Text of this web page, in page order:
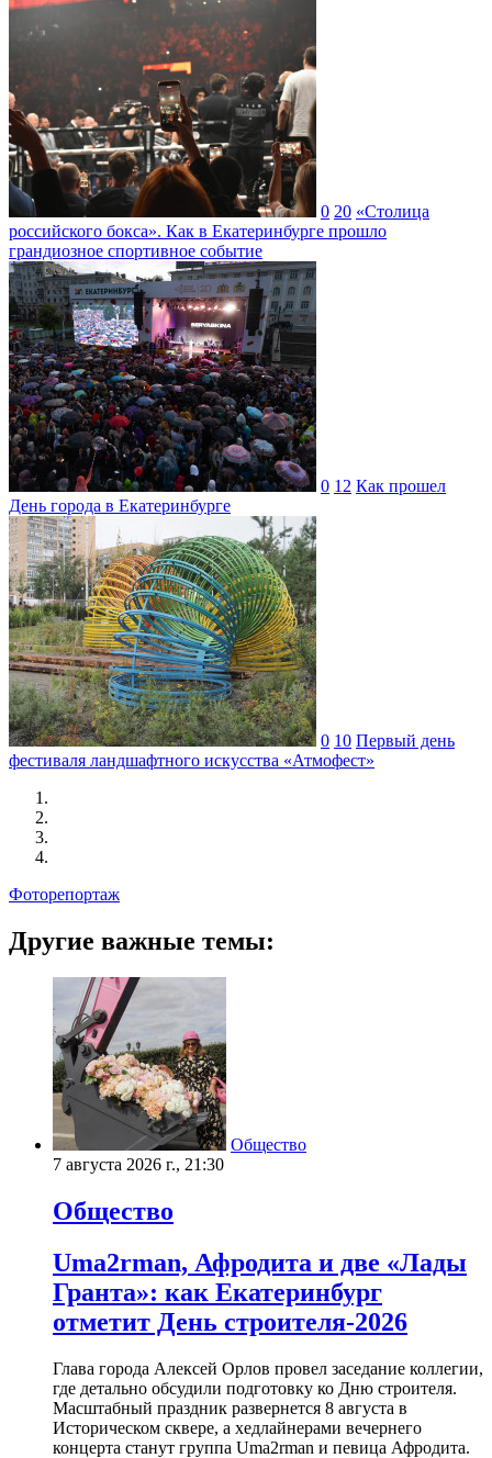
0 20 «Столица
российского бокса». Как в Екатеринбурге прошло
грандиозное спортивное событие
0 12 Как прошел
День города в Екатеринбурге
0 10 Первый день
фестиваля ландшафтного искусства «Атмофест»
Фоторепортаж
Другие важные темы:
Общество
7 августа 2026 г., 21:30
Общество
Uma2rman, Афродита и две «Лады
Гранта»: как Екатеринбург
отметит День строителя-2026
Глава города Алексей Орлов провел заседание коллегии,
где детально обсудили подготовку ко Дню строителя.
Масштабный праздник развернется 8 августа в
Историческом сквере, а хедлайнерами вечернего
концерта станут группа Uma2rman и певица Афродита.